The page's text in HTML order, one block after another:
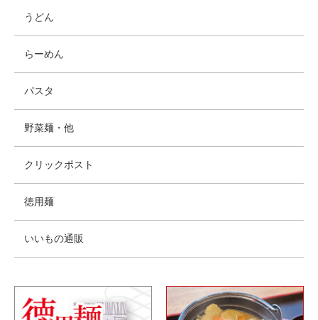
うどん
らーめん
パスタ
野菜麺・他
クリックポスト
徳用麺
いいもの通販